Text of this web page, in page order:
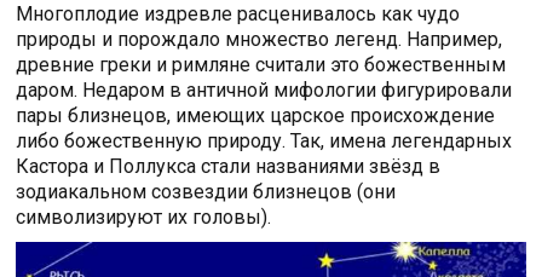
Многоплодие издревле расценивалось как чудо
природы и порождало множество легенд. Например,
древние греки и римляне считали это божественным
даром. Недаром в античной мифологии фигурировали
пары близнецов, имеющих царское происхождение
либо божественную природу. Так, имена легендарных
Кастора и Поллукса стали названиями звёзд в
зодиакальном созвездии близнецов (они
символизируют их головы).